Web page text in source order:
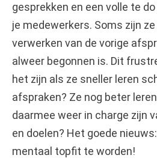
gesprekken en een volle te
je medewerkers. Soms zijn
verwerken van de vorige
alweer begonnen is. Dit
het zijn als ze sneller leren
afspraken? Ze nog beter
daarmee weer in charge zijn
en doelen? Het goede
mentaal topfit te worden!